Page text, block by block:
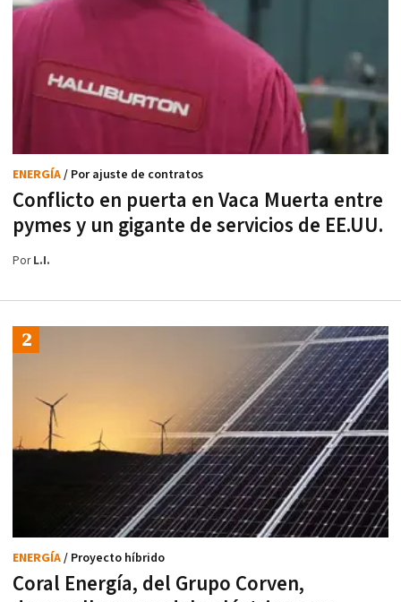
Conflicto en puerta en Vaca Muerta entre
pymes y un gigante de servicios de EE.UU.
ENERGÍA/ Por ajuste de contratos
PorL.I.
Coral Energía, del Grupo Corven,
ENERGÍA/ Proyecto híbrido